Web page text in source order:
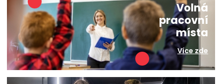
Volná
pracovní
místa
Více zde